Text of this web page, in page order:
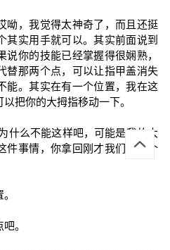
呦，我觉得太神奇了，而且还挺
其实用手就可以。其实前面说到
你的技能已经掌握得很娴熟，
替那两个点，可以让指甲盖消失
能。其实在有一个位置，我在这
把你的大拇指移动一下。
什么不能这样吧，可能是我的大
件事情，你拿回刚才我们的那个
。